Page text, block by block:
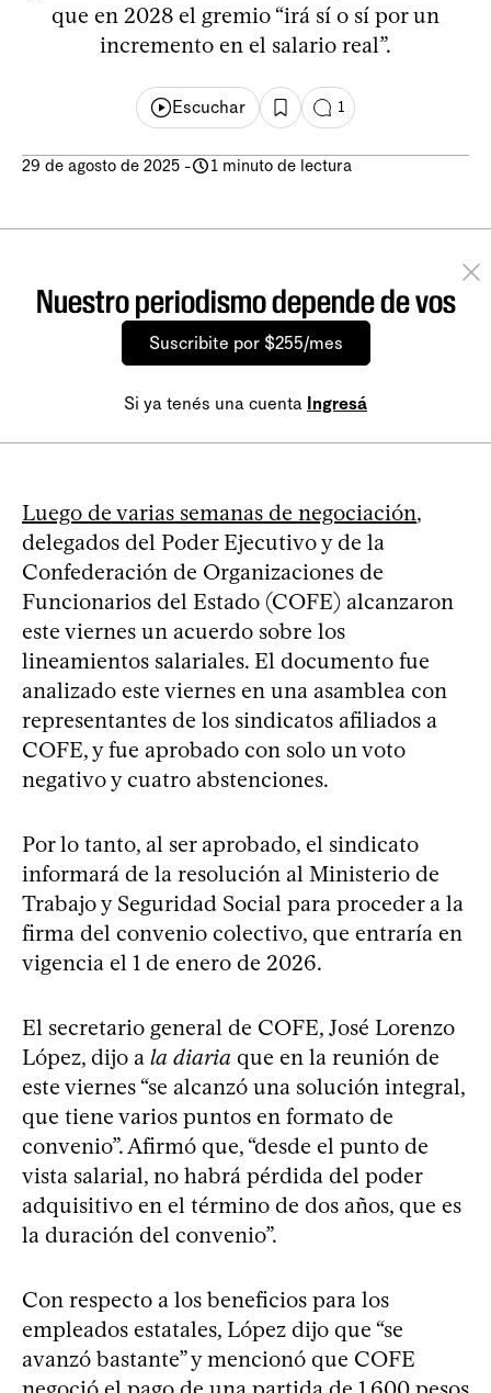
que en 2028 el gremio “irá sí o sí por un
incremento en el salario real”.
Escuchar 1
29 de agosto de 2025 - 1 minuto de lectura
Nuestro periodismo depende de vos
Suscribite por $255/mes
Si ya tenés una cuenta Ingresá
Luego de varias semanas de negociación,
delegados del Poder Ejecutivo y de la
Confederación de Organizaciones de
Funcionarios del Estado (COFE) alcanzaron
este viernes un acuerdo sobre los
lineamientos salariales. El documento fue
analizado este viernes en una asamblea con
representantes de los sindicatos afiliados a
COFE, y fue aprobado con solo un voto
negativo y cuatro abstenciones.
Por lo tanto, al ser aprobado, el sindicato
informará de la resolución al Ministerio de
Trabajo y Seguridad Social para proceder a la
firma del convenio colectivo, que entraría en
vigencia el 1 de enero de 2026.
El secretario general de COFE, José Lorenzo
López, dijo a la diaria que en la reunión de
este viernes “se alcanzó una solución integral,
que tiene varios puntos en formato de
convenio”. Afirmó que, “desde el punto de
vista salarial, no habrá pérdida del poder
adquisitivo en el término de dos años, que es
la duración del convenio”.
Con respecto a los beneficios para los
empleados estatales, López dijo que “se
avanzó bastante” y mencionó que COFE